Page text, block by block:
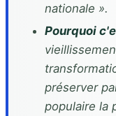
nationale ».
Pourquoi
préserver
populaire la